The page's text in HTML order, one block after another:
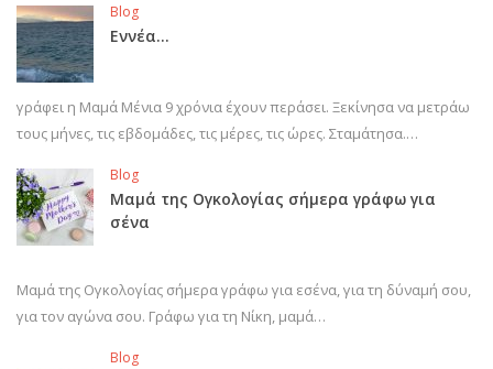
Blog
Εννέα…
γράφει η Μαμά Μένια 9 χρόνια έχουν περάσει. Ξεκίνησα να μετράω
τους μήνες, τις εβδομάδες, τις μέρες, τις ώρες. Σταμάτησα.…
Blog
Μαμά της Ογκολογίας σήμερα γράφω για
σένα
Μαμά της Ογκολογίας σήμερα γράφω για εσένα, για τη δύναμή σου,
για τον αγώνα σου. Γράφω για τη Νίκη, μαμά…
Blog